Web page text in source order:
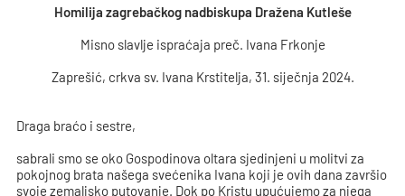
Homilija zagrebačkog nadbiskupa Dražena Kutleše
Misno slavlje ispraćaja preč. Ivana Frkonje
Zaprešić, crkva sv. Ivana Krstitelja, 31. siječnja 2024.
Draga braćo i sestre,
sabrali smo se oko Gospodinova oltara sjedinjeni u molitvi za
pokojnog brata našega svećenika Ivana koji je ovih dana završio
svoje zemaljsko putovanje. Dok po Kristu upućujemo za njega